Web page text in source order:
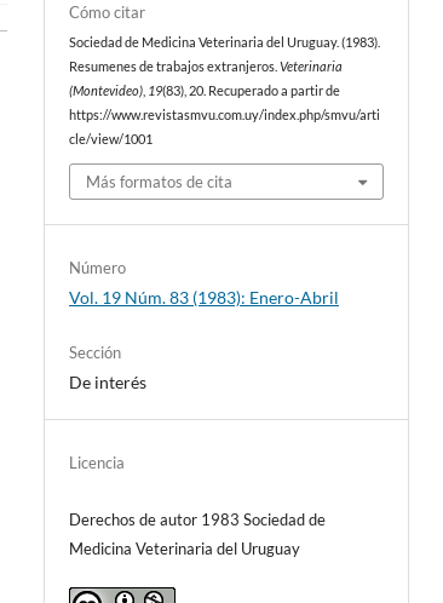
Cómo citar
Sociedad de Medicina Veterinaria del Uruguay. (1983).
Resumenes de trabajos extranjeros.Veterinaria
(Montevideo) 19(83), 20. Recuperado a partir de
https://www.revistasmvu.com.uy/index.php/smvu/arti
cle/view/1001
Más formatos de cita
Número
Vol. 19 Núm. 83 (1983): Enero-Abril
Sección
De interés
Licencia
Derechos de autor 1983 Sociedad de
Medicina Veterinaria del Uruguay